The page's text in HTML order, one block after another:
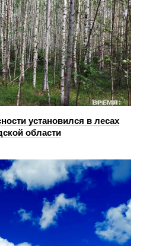
установился в лесах
области